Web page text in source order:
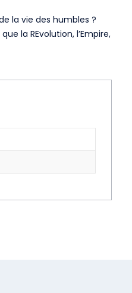
la vie des humbles ?
la REvolution, l’Empire,